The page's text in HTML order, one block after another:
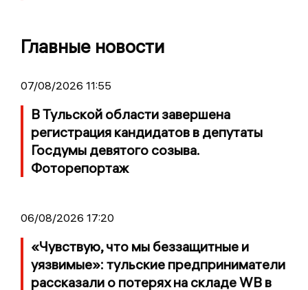
Главные новости
07/08/2026 11:55
В Тульской области завершена
регистрация кандидатов в депутаты
Госдумы девятого созыва.
Фоторепортаж
06/08/2026 17:20
«Чувствую, что мы беззащитные и
уязвимые»: тульские предприниматели
рассказали о потерях на складе WB в